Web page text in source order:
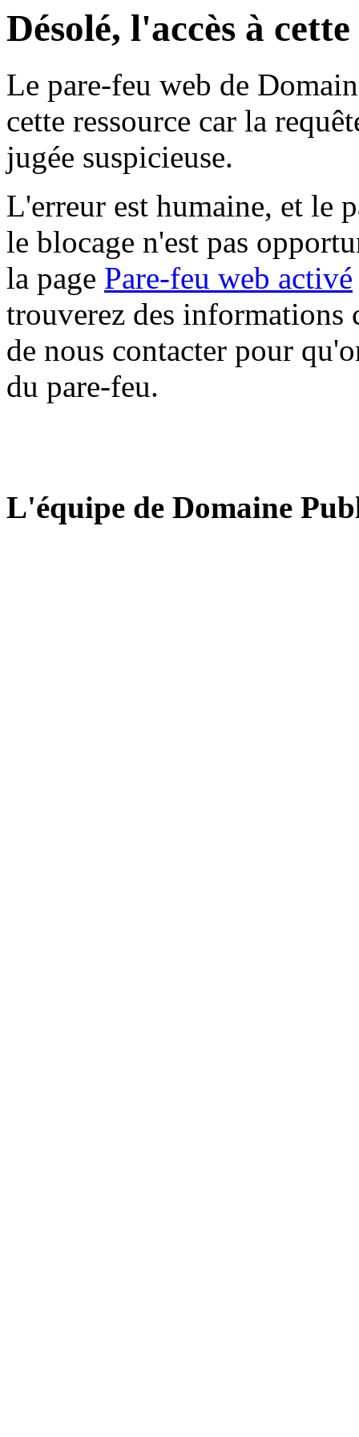
Désolé, l'accès à
Le pare-feu web de
cette ressource car la
jugée suspicieuse.
L'erreur est humaine, et le
le blocage n'est pas
la page Pare-feu web activé
trouverez des informations
de nous contacter pour
du pare-feu.
L'équipe de Domaine